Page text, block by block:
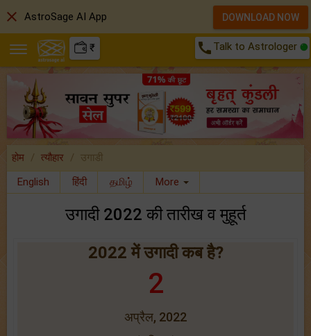
₹ call Talk to Astrologer
होम त्यौहार
उगाडी
English
हिंदी தமிழ் More
उगादी 2022 की तारीख व मुहूर्त
2022 में उगादी कब है?
2
अप्रैल, 2022
close AstroSage AI App DOWNLOAD NOW